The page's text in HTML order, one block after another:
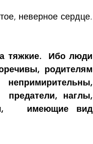
неверное сердце.
тяжкие.  Ибо люди
родителям
наглы,
имеющие вид